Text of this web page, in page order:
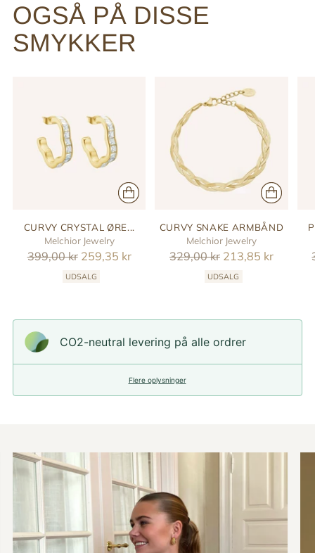
OGSÅ PÅ DISSE
SMYKKER
CURVY CRYSTAL ØRE...
Melchior Jewelry
Reguler
399,00 kr 259,35 kr
UDSALG
CURVY SNAKE ARMBÅND
Melchior Jewelry
Reguler
329,00 kr 213,85 kr
UDSALG
CO2-neutral levering på alle ordrer
Flere oplysninger